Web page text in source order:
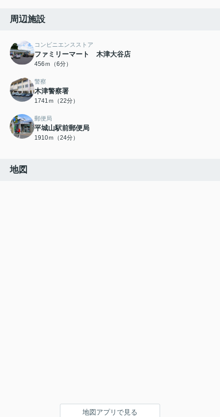
周辺施設
コンビニエンスストア
ファミリーマート 木津大谷店
456ｍ（6分）
警察
木津警察署
1741ｍ（22分）
郵便局
平城山駅前郵便局
1910ｍ（24分）
地図
地図アプリで見る